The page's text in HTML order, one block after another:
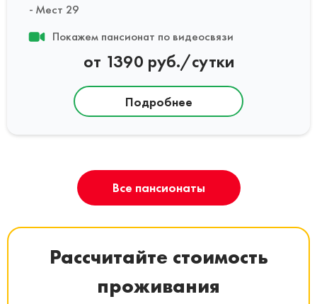
Мест 29
Покажем пансионат по видеосвязи
от 1390 руб./сутки
Подробнее
Все пансионаты
Рассчитайте стоимость
проживания